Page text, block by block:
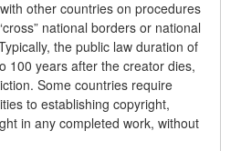
other countries on procedures
national borders or national
the public law duration of
100 years after the creator dies,
Some countries require
to establishing copyright,
in any completed work, without